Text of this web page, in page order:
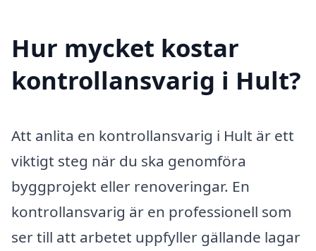
Hur mycket kostar
kontrollansvarig i Hult?
Att anlita en kontrollansvarig i Hult är ett
viktigt steg när du ska genomföra
byggprojekt eller renoveringar. En
kontrollansvarig är en professionell som
ser till att arbetet uppfyller gällande lagar